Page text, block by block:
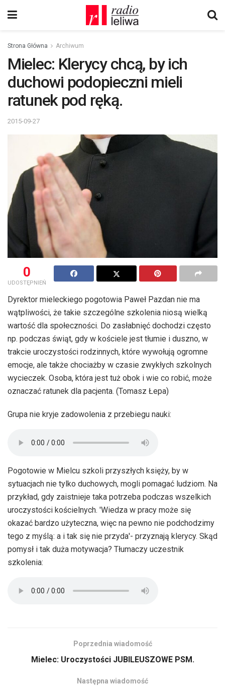
Strona Główna Archiwum
Mielec: Klerycy chcą, by ich
duchowi podopieczni mieli
ratunek pod ręką.
2015-09-27
0
UDOSTĘPNIEŃ
Dyrektor mieleckiego pogotowia Paweł Pazdan nie ma
wątpliwości, że takie szczególne szkolenia niosą wielką
wartość dla społeczności. Do zasłabnięć dochodzi często
np. podczas świąt, gdy w kościele jest tłumie i duszno, w
trakcie uroczystości rodzinnych, które wywołują ogromne
emocje, ale także chociażby w czasie zwykłych szkolnych
wycieczek. Osoba, która jest tuż obok i wie co robić, może
oznaczać ratunek dla pacjenta. (Tomasz Łepa)
Grupa nie kryje zadowolenia z przebiegu nauki:
Pogotowie w Mielcu szkoli przyszłych księży, by w
sytuacjach nie tylko duchowych, mogli pomagać ludziom. Na
przykład, gdy zaistnieje taka potrzeba podczas wszelkich
uroczystości kościelnych. 'Wiedza w pracy może się
okazać bardzo użyteczna, więc na pewno nie podchodzimy
tego z myślą: a i tak się nie przyda'- przyznają klerycy. Skąd
pomysł i tak duża motywacja? Tłumaczy uczestnik
szkolenia:
Poprzednia wiadomość
Mielec: Uroczystości JUBILEUSZOWE PSM.
Następna wiadomość